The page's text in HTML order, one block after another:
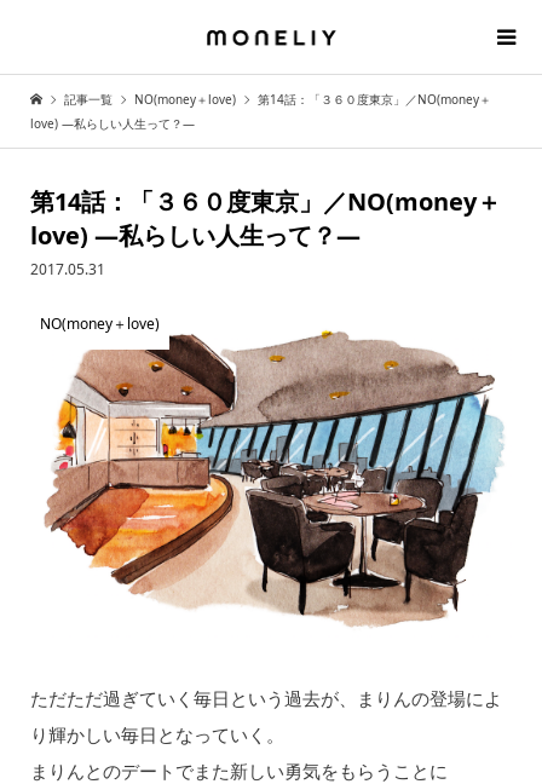
記事一覧 NO(money＋love)
第14話：「３６０度東京」／NO(money＋
love) —私らしい人生って？—
第14話：「３６０度東京」／NO(money＋
love) —私らしい人生って？—
2017.05.31
NO(money＋love)
ただただ過ぎていく毎日という過去が、まりんの登場によ
り輝かしい毎日となっていく。
まりんとのデートでまた新しい勇気をもらうことに